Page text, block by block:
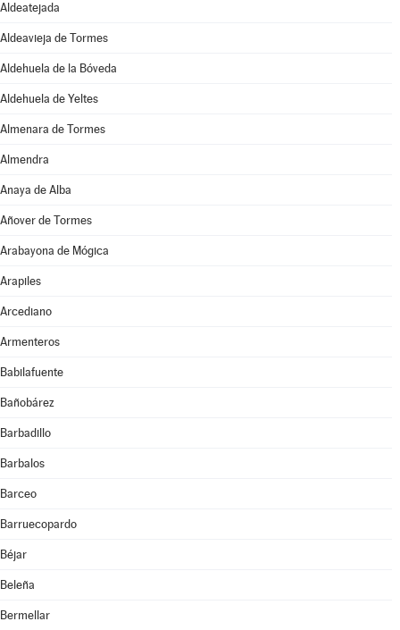
Aldeatejada
Aldeavieja de Tormes
Aldehuela de la Bóveda
Aldehuela de Yeltes
Almenara de Tormes
Almendra
Anaya de Alba
Añover de Tormes
Arabayona de Mógica
Arapiles
Arcediano
Armenteros
Babilafuente
Bañobárez
Barbadillo
Barbalos
Barceo
Barruecopardo
Béjar
Beleña
Bermellar